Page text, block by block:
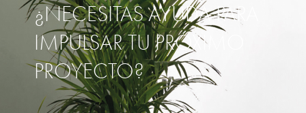
¿NECESITAS AYUDA PARA
IMPULSAR TU PRÓXIMO
PROYECTO?